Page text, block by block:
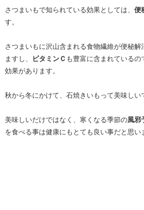
さつまいもで知られている効果としては、 便
す。
さつまいもに沢山含まれる食物繊維が便秘
ますし、
ビタミンＣ も豊富に含まれているの
効果があります。
秋から冬にかけて、石焼きいもって美味しい
美味しいだけではなく、寒くなる季節の風邪
を食べる事は健康にもとても良い事だと思い